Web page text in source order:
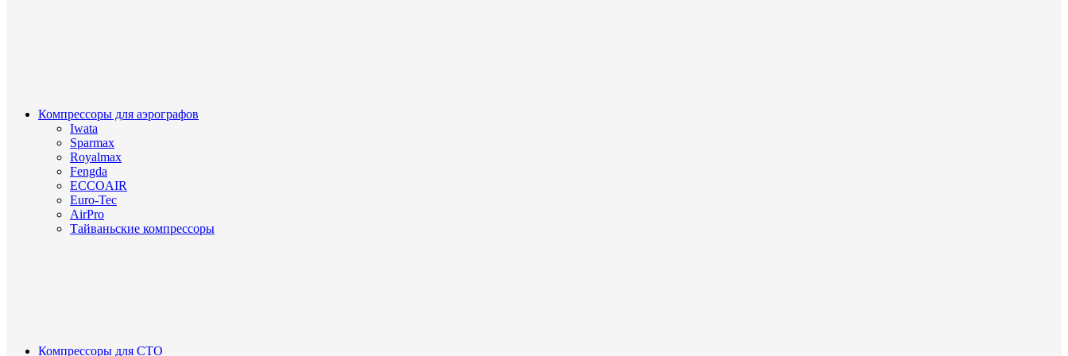
Компрессоры для аэрографов
Iwata
Sparmax
Royalmax
Fengda
ECCOAIR
Euro-Tec
AirPro
Тайваньские компрессоры
Компрессоры для СТО